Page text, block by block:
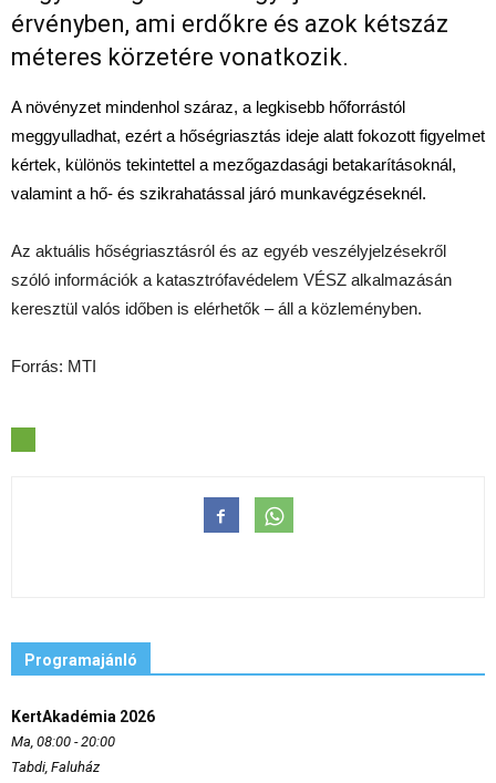
érvényben, ami erdőkre és azok kétszáz
méteres körzetére vonatkozik.
A növényzet mindenhol száraz, a legkisebb hőforrástól
meggyulladhat, ezért a hőségriasztás ideje alatt fokozott figyelmet
kértek, különös tekintettel a mezőgazdasági betakarításoknál,
valamint a hő- és szikrahatással járó munkavégzéseknél.
Az aktuális hőségriasztásról és az egyéb veszélyjelzésekről
szóló információk a katasztrófavédelem VÉSZ alkalmazásán
keresztül valós időben is elérhetők – áll a közleményben.
Forrás: MTI
Programajánló
KertAkadémia 2026
Ma, 08:00 - 20:00
Tabdi, Faluház